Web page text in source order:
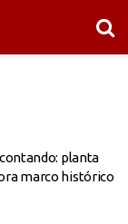
planta
marco histórico